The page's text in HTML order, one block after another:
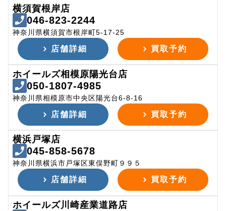
横須賀根岸店
046-823-2244
神奈川県横須賀市根岸町5-17-25
店舗詳細 買取予約
ホイールズ相模原陽光台店
050-1807-4985
神奈川県相模原市中央区陽光台6-8-16
店舗詳細 買取予約
横浜戸塚店
045-858-5678
神奈川県横浜市戸塚区東俣野町９９５
店舗詳細 買取予約
ホイールズ川崎産業道路店